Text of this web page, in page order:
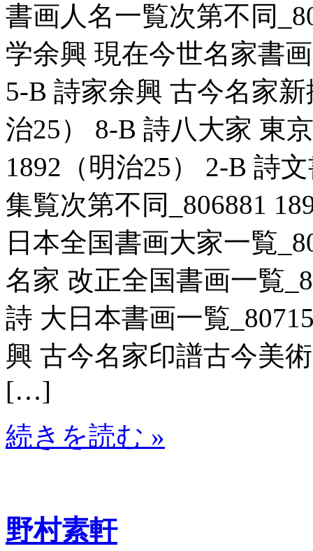
書画人名一覧次第不同
学余興 現在今世名家書
5-B 詩家余興 古今名家
治25） 8-B 詩八大家 東
1892（明治25） 2-B 詩
集覧次第不同_806881
日本全国書画大家一覧
名家 改正全国書画一覧
詩 大日本書画一覧
興 古今名家印譜古今美
[…]
続きを読む »
野村素軒